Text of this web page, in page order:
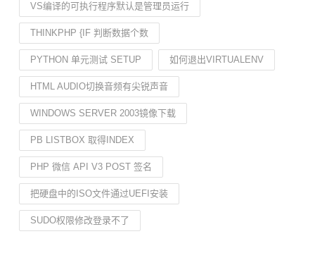
VS编译的可执行程序默认是管理员运行
THINKPHP {IF 判断数据个数
PYTHON 单元测试 SETUP 如何退出VIRTUALENV
HTML AUDIO切换音频有尖锐声音
WINDOWS SERVER 2003镜像下载
PB LISTBOX 取得INDEX
PHP 微信 API V3 POST 签名
把硬盘中的ISO文件通过UEFI安装
SUDO权限修改登录不了